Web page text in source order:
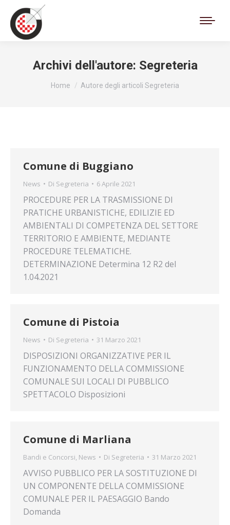
Archivi dell'autore: Segreteria
Tu sei qui:
Home Autore degli articoli Segreteria
Comune di Buggiano
News Di Segreteria 6 Aprile 2021
PROCEDURE PER LA TRASMISSIONE DI
PRATICHE URBANISTICHE, EDILIZIE ED
AMBIENTALI DI COMPETENZA DEL SETTORE
TERRITORIO E AMBIENTE, MEDIANTE
PROCEDURE TELEMATICHE.
DETERMINAZIONE Determina 12 R2 del
1.04.2021
Comune di Pistoia
News Di Segreteria 31 Marzo 2021
DISPOSIZIONI ORGANIZZATIVE PER IL
FUNZIONAMENTO DELLA COMMISSIONE
COMUNALE SUI LOCALI DI PUBBLICO
SPETTACOLO Disposizioni
Comune di Marliana
Bandi e Concorsi, News Di Segreteria 31 Marzo 2021
AVVISO PUBBLICO PER LA SOSTITUZIONE DI
UN COMPONENTE DELLA COMMISSIONE
COMUNALE PER IL PAESAGGIO Bando
Domanda